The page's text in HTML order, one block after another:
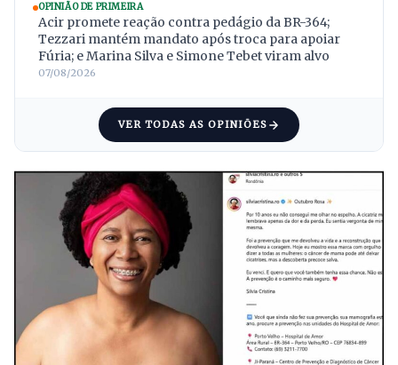
OPINIÃO DE PRIMEIRA
Acir promete reação contra pedágio da BR-364;
Tezzari mantém mandato após troca para apoiar
Fúria; e Marina Silva e Simone Tebet viram alvo
07/08/2026
VER TODAS AS OPINIÕES